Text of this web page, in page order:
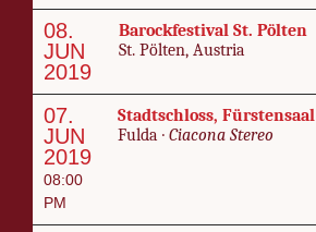
08.
JUN
2019
Barock­fes­ti­val St. Pöl­ten
St. Pöl­ten, Aus­tria
07.
JUN
2019
08:00
PM
Stadt­schloss, Fürsten­saal
Ful­da · Cia­cona Stereo